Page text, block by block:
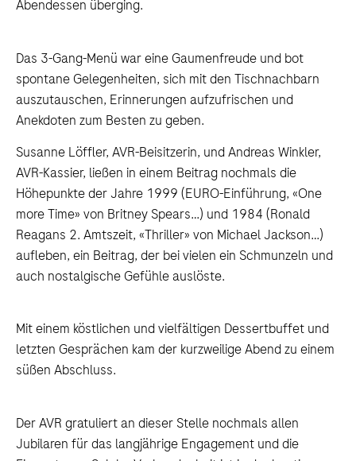
Abendessen überging.
Das 3-Gang-Menü war eine Gaumenfreude und bot
spontane Gelegenheiten, sich mit den Tischnachbarn
auszutauschen, Erinnerungen aufzufrischen und
Anekdoten zum Besten zu geben.
Susanne Löffler, AVR-Beisitzerin, und Andreas Winkler,
AVR-Kassier, ließen in einem Beitrag nochmals die
Höhepunkte der Jahre 1999 (EURO-Einführung, «One
more Time» von Britney Spears…) und 1984 (Ronald
Reagans 2. Amtszeit, «Thriller» von Michael Jackson…)
aufleben, ein Beitrag, der bei vielen ein Schmunzeln und
auch nostalgische Gefühle auslöste.
Mit einem köstlichen und vielfältigen Dessertbuffet und
letzten Gesprächen kam der kurzweilige Abend zu einem
süßen Abschluss.
Der AVR gratuliert an dieser Stelle nochmals allen
Jubilaren für das langjährige Engagement und die